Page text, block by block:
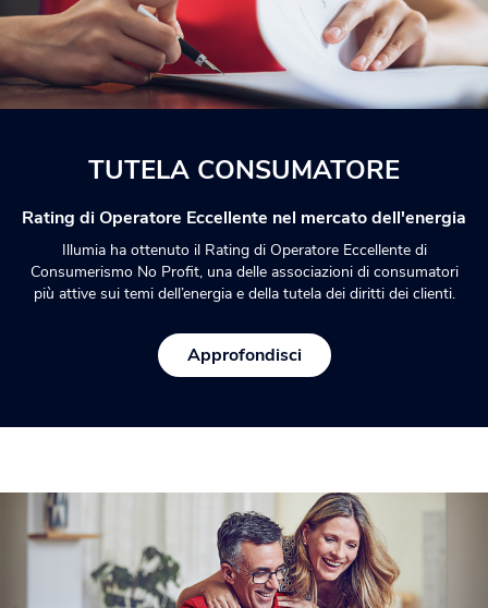
TUTELA CONSUMATORE
Rating di Operatore Eccellente nel mercato dell'energia
Illumia ha ottenuto il Rating di Operatore Eccellente di
Consumerismo No Profit, una delle associazioni di consumatori
più attive sui temi dell’energia e della tutela dei diritti dei clienti.
Approfondisci